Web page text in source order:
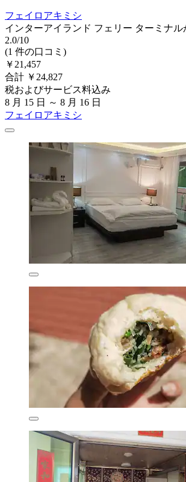
フェイロアキミシ
インターアイランド フェリー ターミナル
2.0/10
(1 件の口コミ)
￥21,457
合計 ￥24,827
税およびサービス料込み
8 月 15 日 ～ 8 月 16 日
フェイロアキミシ